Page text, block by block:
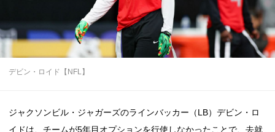
デビン・ロイド【NFL】
ジャクソンビル・ジャガーズのラインバッカー（LB）デビン・ロ
イドは、チームが5年目オプションを行使しなかったことで、去就